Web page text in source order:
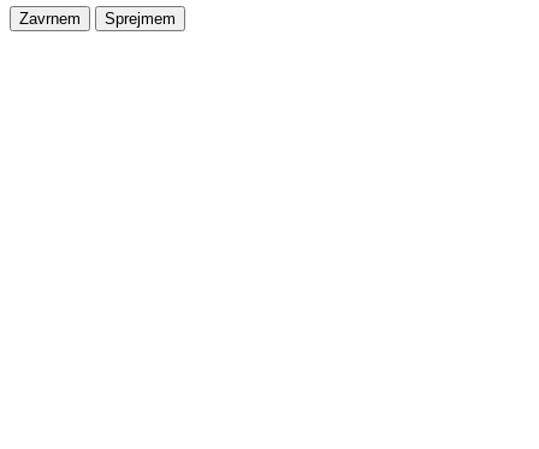
Zavrnem Sprejmem